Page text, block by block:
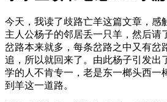
今天，我读了歧路亡羊这篇文章，感
主人公杨子的邻居丢一只羊，然后请
岔路本来就多，每条岔路之中又有岔
追，所以就回来了。由此杨子引发出
学的人不肯专一，老是东一榔头西一
到羊这一道路。